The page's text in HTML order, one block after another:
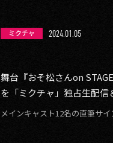
ミクチャ 2024.01.05
舞台『おそ松さんon
を「ミクチャ」独占生配信
メインキャスト12名の直筆サ